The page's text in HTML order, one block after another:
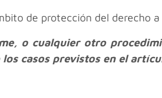
de protección del derecho
o cualquier otro
casos previstos en el